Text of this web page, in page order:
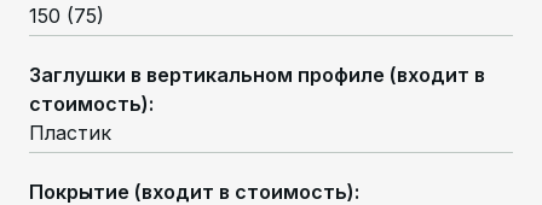
150 (75)
Заглушки в вертикальном профиле (входит в
стоимость):
Пластик
Покрытие (входит в стоимость):